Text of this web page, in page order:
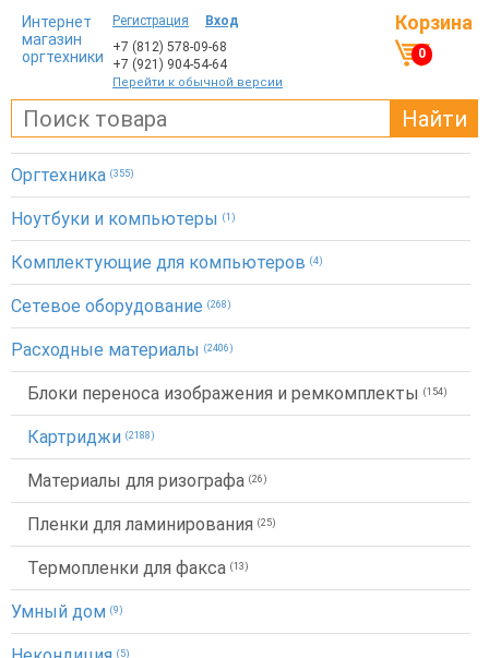
Интернет
магазин
оргтехники
Регистрация Вход Корзина
0
+7 (812) 578-09-68
+7 (921) 904-54-64
Перейти к обычной версии
Найти
Оргтехника (355)
Ноутбуки и компьютеры (1)
Комплектующие для компьютеров (4)
Сетевое оборудование (268)
Расходные материалы (2406)
Блоки переноса изображения и ремкомплекты (154)
Картриджи (2188)
Материалы для ризографа (26)
Пленки для ламинирования (25)
Термопленки для факса (13)
Умный дом (9)
(5)